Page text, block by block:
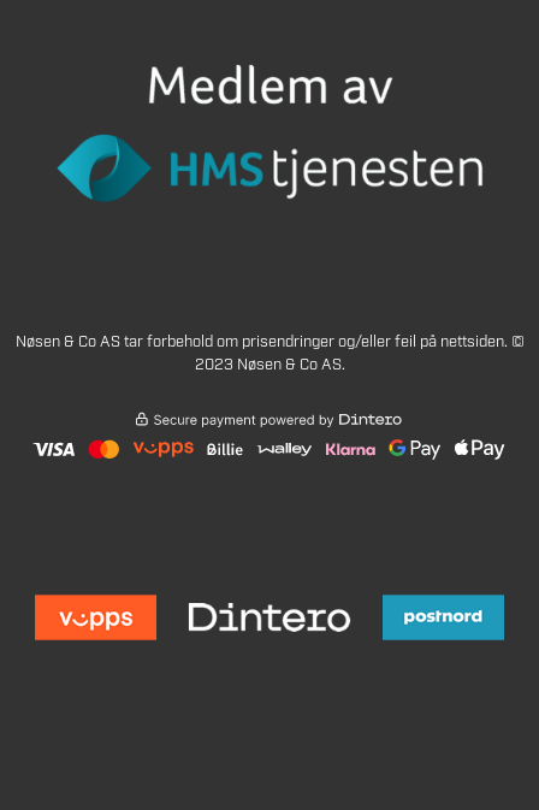
Nøsen & Co AS tar forbehold om prisendringer og/eller feil på nettsiden. ©
2023 Nøsen & Co AS.